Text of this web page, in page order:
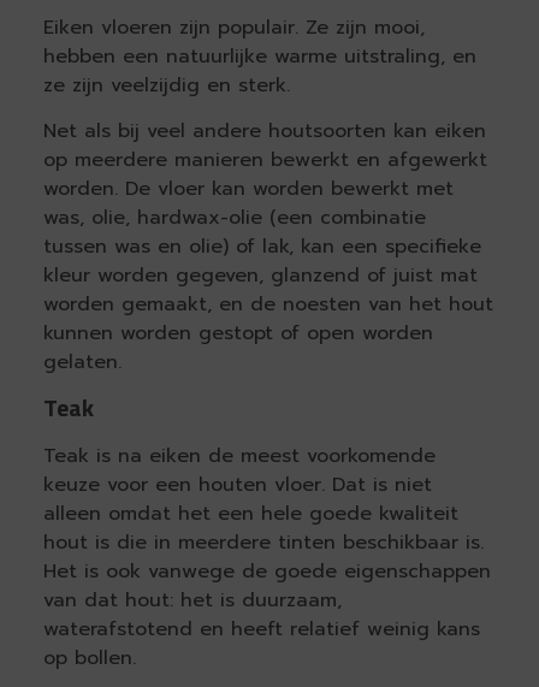
Eiken vloeren zijn populair. Ze zijn mooi,
hebben een natuurlijke warme uitstraling, en
ze zijn veelzijdig en sterk.
Net als bij veel andere houtsoorten kan eiken
op meerdere manieren bewerkt en afgewerkt
worden. De vloer kan worden bewerkt met
was, olie, hardwax-olie (een combinatie
tussen was en olie) of lak, kan een specifieke
kleur worden gegeven, glanzend of juist mat
worden gemaakt, en de noesten van het hout
kunnen worden gestopt of open worden
gelaten.
Teak
Teak is na eiken de meest voorkomende
keuze voor een houten vloer. Dat is niet
alleen omdat het een hele goede kwaliteit
hout is die in meerdere tinten beschikbaar is.
Het is ook vanwege de goede eigenschappen
van dat hout: het is duurzaam,
waterafstotend en heeft relatief weinig kans
op bollen.